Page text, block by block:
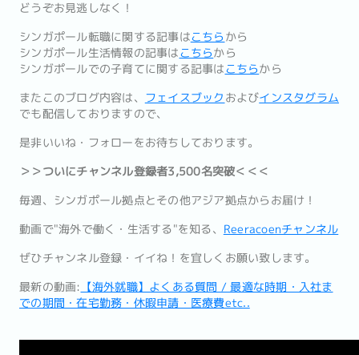
どうぞお見逃しなく！
シンガポール転職に関する記事はこちら から
シンガポール生活情報の記事はこちらから
シンガポールでの子育てに関する記事はこちらから
またこのブログ内容は、 フェイスブック およびインスタグラム
でも配信しておりますので、
是非いいね・フォローをお待ちしております。
＞＞ついにチャンネル登録者3,500名突破＜＜＜
毎週、シンガポール拠点とその他アジア拠点からお届け！
動画で"海外で働く・生活する"を知る、 Reeracoenチャンネル
ぜひチャンネル登録・イイね！を宜しくお願い致します。
最新の動画: 【海外就職】よくある質問 / 最適な時期・入社ま
での期間・在宅勤務・休暇申請・医療費etc..